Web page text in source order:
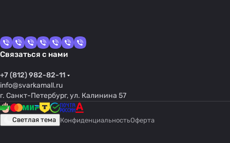
Связаться с нами
+7 (812) 982-82-11
info@svarkamall.ru
г. Санкт-Петербург, ул. Калинина 57
Светлая тема КонфиденциальностьОферта